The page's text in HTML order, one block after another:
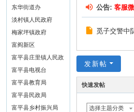
东华街道办
淡村镇人民政府
梅家坪镇政府
富阎新区
富平县庄里镇人民政
府
富平县电视台
富平县教育局
富平县民政局
富平县乡村振兴局
公告:客服
觅子交警中
发新帖
快速发帖
选择主题分类